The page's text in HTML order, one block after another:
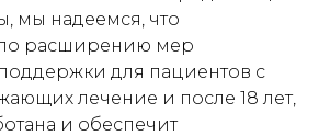
мы надеемся, что
расширению мер
для пациентов с
лечение и после 18 лет,
и обеспечит